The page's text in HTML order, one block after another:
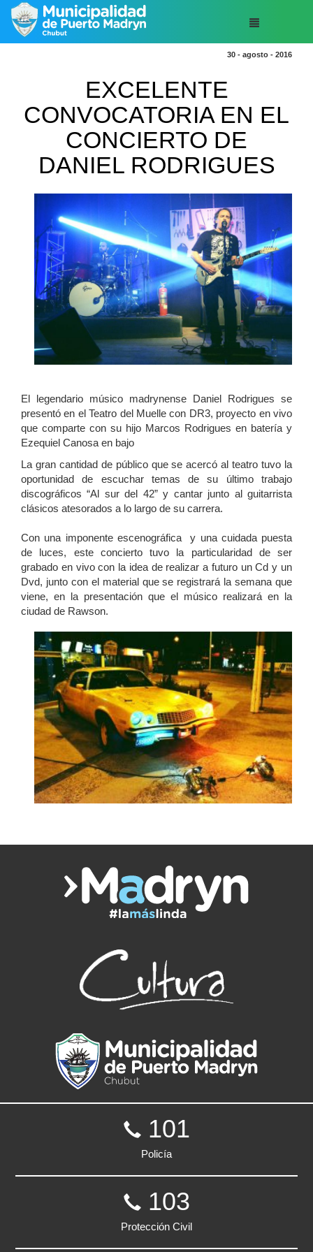
30 - agosto - 2016
EXCELENTE
CONVOCATORIA EN EL
CONCIERTO DE
DANIEL RODRIGUES
El legendario músico madrynense Daniel Rodrigues se
presentó en el Teatro del Muelle con DR3, proyecto en vivo
que comparte con su hijo Marcos Rodrigues en batería y
Ezequiel Canosa en bajo
La gran cantidad de público que se acercó al teatro tuvo la
oportunidad de escuchar temas de su último trabajo
discográficos “Al sur del 42” y cantar junto al guitarrista
clásicos atesorados a lo largo de su carrera.
Con una imponente escenográfica y una cuidada puesta
de luces, este concierto tuvo la particularidad de ser
grabado en vivo con la idea de realizar a futuro un Cd y un
Dvd, junto con el material que se registrará la semana que
viene, en la presentación que el músico realizará en la
ciudad de Rawson.
101
Policía
103
Protección Civil